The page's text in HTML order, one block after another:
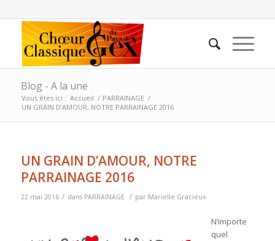
Blog - A la une
Vous êtes ici : Accueil / PARRAINAGE /
UN GRAIN D’AMOUR, NOTRE PARRAINAGE 2016
UN GRAIN D’AMOUR, NOTRE
PARRAINAGE 2016
22 mai 2016 / dans PARRAINAGE / par Marielle Gracieux
N’importe
quel